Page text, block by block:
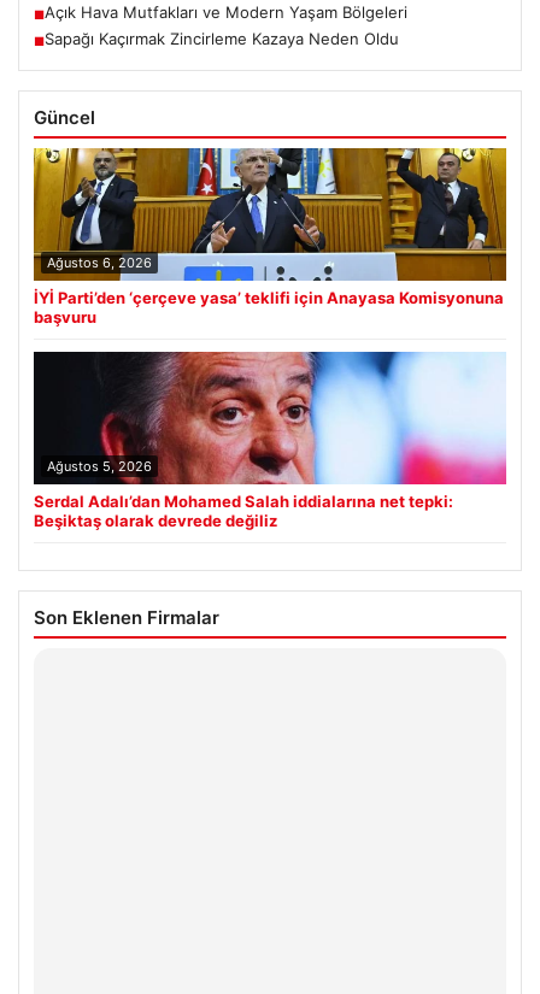
■Açık Hava Mutfakları ve Modern Yaşam Bölgeleri
■Sapağı Kaçırmak Zincirleme Kazaya Neden Oldu
Güncel
Ağustos 6, 2026
İYİ Parti’den ‘çerçeve yasa’ teklifi için Anayasa Komisyonuna
başvuru
Ağustos 5, 2026
Serdal Adalı’dan Mohamed Salah iddialarına net tepki:
Beşiktaş olarak devrede değiliz
Son Eklenen Firmalar